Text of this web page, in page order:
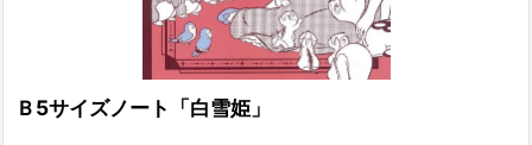
Ｂ5サイズノート「白雪姫」